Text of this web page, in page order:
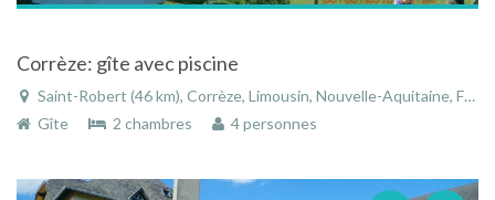
Corrèze: gîte avec piscine
Saint-Robert (46 km), Corrèze, Limousin, Nouvelle-Aquitaine, France
Gîte
2 chambres 4 personnes